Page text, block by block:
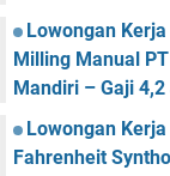
Lowongan
Milling Manual
Mandiri – Gaji
Lowongan
Fahrenheit